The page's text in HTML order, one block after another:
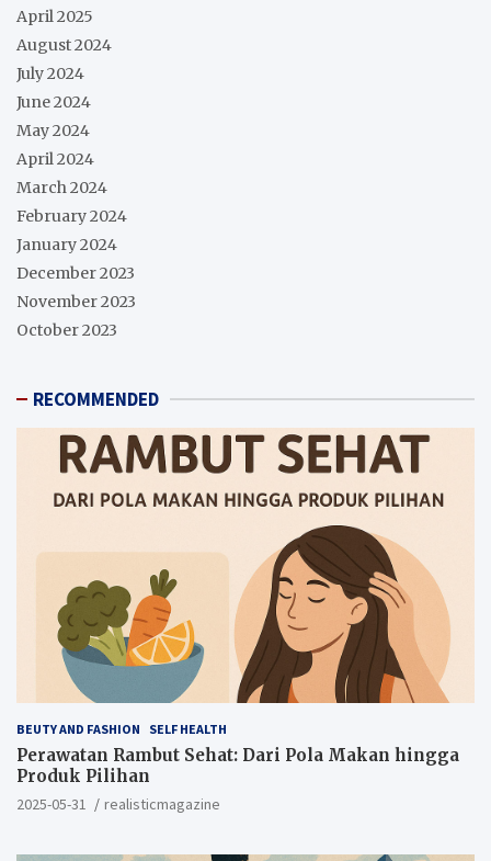
April 2025
August 2024
July 2024
June 2024
May 2024
April 2024
March 2024
February 2024
January 2024
December 2023
November 2023
October 2023
RECOMMENDED
BEUTY AND FASHION SELF HEALTH
Perawatan Rambut Sehat: Dari Pola Makan hingga
Produk Pilihan
2025-05-31 realisticmagazine